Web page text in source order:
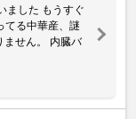
ました もうすぐ
てる中華産、謎
ません。 内臓バ